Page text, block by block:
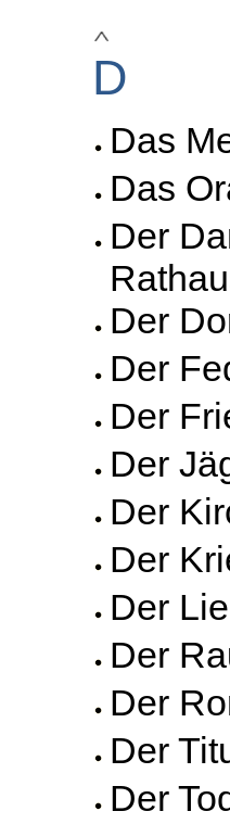
D
Das
Das
Der
Der
Der
Der
Der
Der
Der
Der
Der
Der
Der
Der